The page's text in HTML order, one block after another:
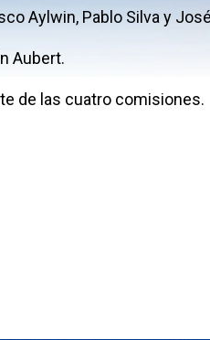
Aylwin, Pablo Silva y
Aubert.
de las cuatro comisiones.